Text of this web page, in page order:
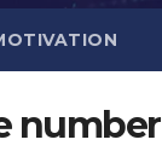
number